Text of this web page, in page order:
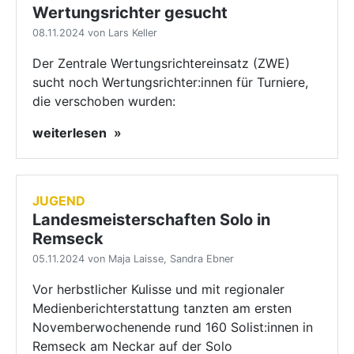
Wertungsrichter gesucht
08.11.2024 von Lars Keller
Der Zentrale Wertungsrichtereinsatz (ZWE)
sucht noch Wertungsrichter:innen für Turniere,
die verschoben wurden:
weiterlesen
JUGEND
Landesmeisterschaften Solo in
Remseck
05.11.2024 von Maja Laisse, Sandra Ebner
Vor herbstlicher Kulisse und mit regionaler
Medienberichterstattung tanzten am ersten
Novemberwochenende rund 160 Solist:innen in
Remseck am Neckar auf der Solo